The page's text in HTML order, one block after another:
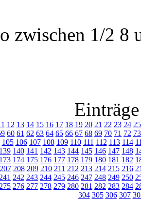
zwischen 1/2 8
12 13 14 15 16 17 18 19 20 21 22 23 24 25
60 61 62 63 64 65 66 67 68 69 70 71 72 73
105 106 107 108 109 110 111 112 113 114
139 140 141 142 143 144 145 146 147 148
173 174 175 176 177 178 179 180 181 182
207 208 209 210 211 212 213 214 215 216
241 242 243 244 245 246 247 248 249 250
275 276 277 278 279 280 281 282 283 284
304 305 306 307